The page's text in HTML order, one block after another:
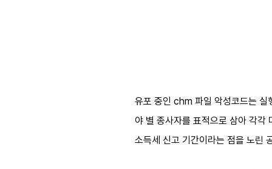
유포 중인 chm 파일 악성코드는 실
야 별 종사자를 표적으로 삼아 각각
소득세 신고 기간이라는 점을 노린